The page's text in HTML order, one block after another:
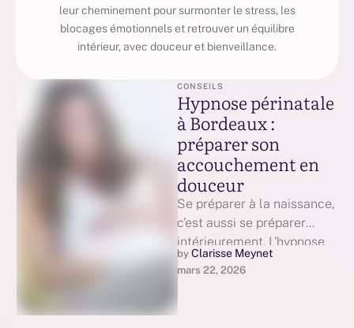
leur cheminement pour surmonter le stress, les
blocages émotionnels et retrouver un équilibre
intérieur, avec douceur et bienveillance.
CONSEILS
Hypnose périnatale
à Bordeaux :
préparer son
accouchement en
douceur
Se préparer à la naissance,
c’est aussi se préparer
intérieurement. L’hypnose
périnatale vous aide à vivre
votre grossesse …
by Clarisse Meynet
mars 22, 2026